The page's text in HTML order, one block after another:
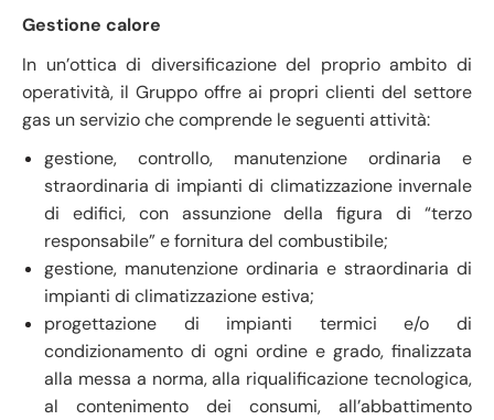
Gestione calore
In un’ottica di diversificazione del proprio ambito di
operatività, il Gruppo offre ai propri clienti del settore
gas un servizio che comprende le seguenti attività:
gestione, controllo, manutenzione ordinaria e
straordinaria di impianti di climatizzazione invernale
di edifici, con assunzione della figura di “terzo
responsabile” e fornitura del combustibile;
gestione, manutenzione ordinaria e straordinaria di
impianti di climatizzazione estiva;
progettazione di impianti termici e/o di
condizionamento di ogni ordine e grado, finalizzata
alla messa a norma, alla riqualificazione tecnologica,
al contenimento dei consumi, all’abbattimento